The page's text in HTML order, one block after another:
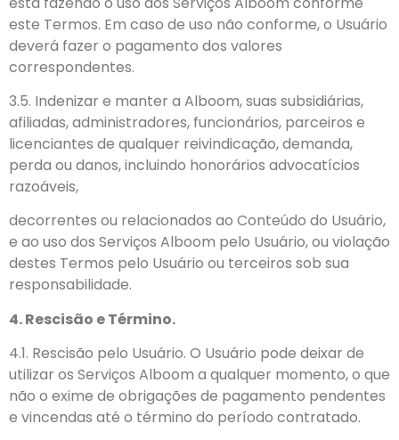
este Termos. Em caso de uso não conforme, o Usuário
deverá fazer o pagamento dos valores
correspondentes.
3.5. Indenizar e manter a Alboom, suas subsidiárias,
afiliadas, administradores, funcionários, parceiros e
licenciantes de qualquer reivindicação, demanda,
perda ou danos, incluindo honorários advocatícios
razoáveis,
decorrentes ou relacionados ao Conteúdo do Usuário,
e ao uso dos Serviços Alboom pelo Usuário, ou violação
destes Termos pelo Usuário ou terceiros sob sua
responsabilidade.
4. Rescisão e Término.
4.1. Rescisão pelo Usuário. O Usuário pode deixar de
utilizar os Serviços Alboom a qualquer momento, o que
não o exime de obrigações de pagamento pendentes
e vincendas até o término do período contratado.